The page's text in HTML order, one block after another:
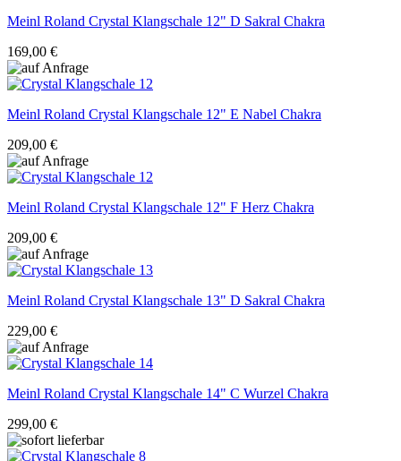
Meinl Roland Crystal Klangschale 12" D Sakral Chakra
169,00 €
Meinl Roland Crystal Klangschale 12" E Nabel Chakra
209,00 €
Meinl Roland Crystal Klangschale 12" F Herz Chakra
209,00 €
Meinl Roland Crystal Klangschale 13" D Sakral Chakra
229,00 €
Meinl Roland Crystal Klangschale 14" C Wurzel Chakra
299,00 €